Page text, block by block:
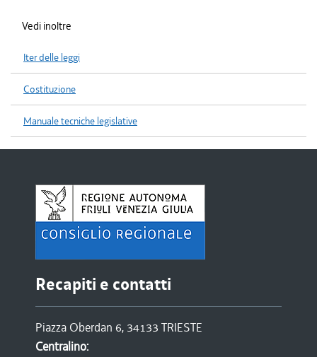
Vedi inoltre
Iter delle leggi
Costituzione
Manuale tecniche legislative
Recapiti e contatti
Piazza Oberdan 6, 34133 TRIESTE
Centralino: